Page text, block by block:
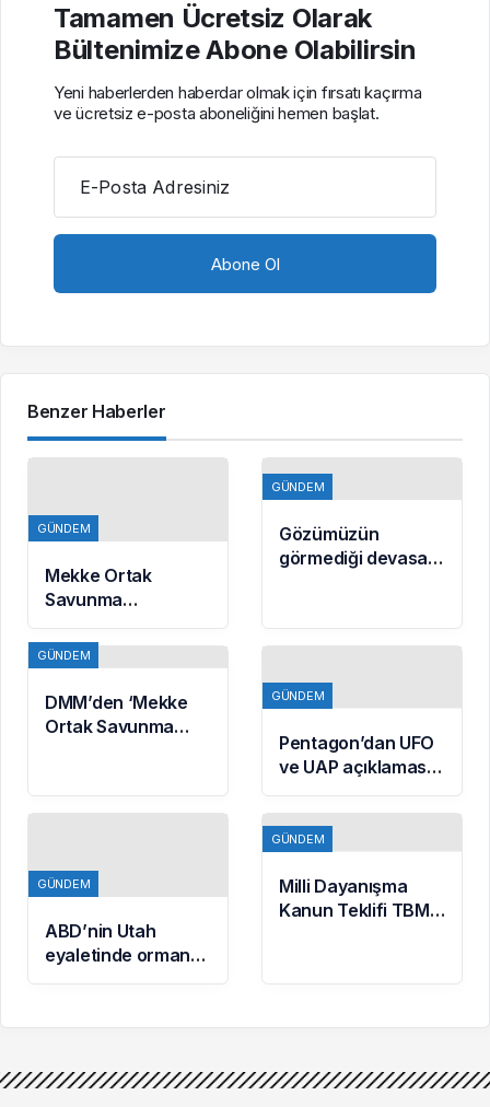
Tamamen Ücretsiz Olarak
Bültenimize Abone Olabilirsin
Yeni haberlerden haberdar olmak için fırsatı kaçırma
ve ücretsiz e-posta aboneliğini hemen başlat.
E-Posta Adresiniz
Benzer Haberler
GÜNDEM
Mekke Ortak
Savunma
Anlaşması
uluslararası
basında geniş yankı
uyandırdı
GÜNDEM
Gözümüzün
görmediği devasa
mantarların mı?
GÜNDEM
DMM’den ‘Mekke
Ortak Savunma
yalanlama
GÜNDEM
Pentagon’dan UFO
ve UAP açıklaması:
Yeni belgeler
kamuoyuyla
paylaşıldı
GÜNDEM
ABD’nin Utah
eyaletinde orman
yangınına
helikopter düştü
GÜNDEM
Milli Dayanışma
Kanun Teklifi TBMM
kabul edildi